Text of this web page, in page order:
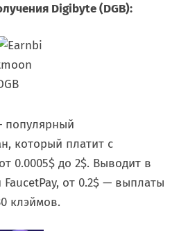
Digibyte (DGB):
популярный
который платит с
0.0005$ до 2$. Выводит в
от 0.2$ — выплаты
клэймов.